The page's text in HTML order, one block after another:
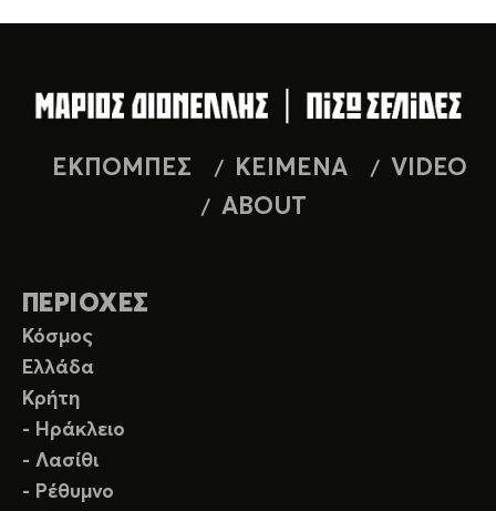
ΕΚΠΟΜΠΕΣ ΚΕΙΜΕΝΑ
VIDEO
ABOUT
ΠΕΡΙΟΧΕΣ
Κόσμος
Ελλάδα
Κρήτη
- Ηράκλειο
- Λασίθι
- Ρέθυμνο